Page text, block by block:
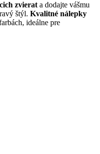
zvierata dodajte vášmu
štýl. Kvalitné nálepky
ideálne pre